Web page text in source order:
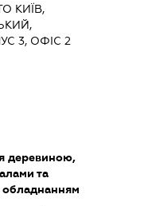
КИЇВ,
3, ОФІС 2
деревиною,
та
обладнанням